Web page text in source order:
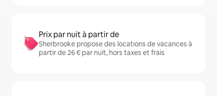
Prix par nuit à partir de
Sherbrooke propose des locations de vacances à
partir de 26 € par nuit, hors taxes et frais